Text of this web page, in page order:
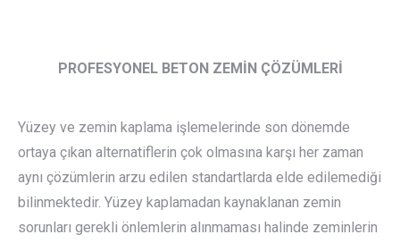
PROFESYONEL BETON ZEMİN ÇÖZÜMLERİ
Yüzey ve zemin kaplama işlemelerinde son dönemde
ortaya çıkan alternatiflerin çok olmasına karşı her zaman
aynı çözümlerin arzu edilen standartlarda elde edilemediği
bilinmektedir. Yüzey kaplamadan kaynaklanan zemin
sorunları gerekli önlemlerin alınmaması halinde zeminlerin